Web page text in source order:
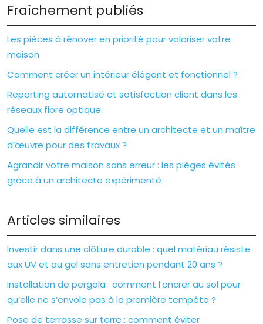
Fraîchement publiés
Les pièces à rénover en priorité pour valoriser votre
maison
Comment créer un intérieur élégant et fonctionnel ?
Reporting automatisé et satisfaction client dans les
réseaux fibre optique
Quelle est la différence entre un architecte et un maître
d’œuvre pour des travaux ?
Agrandir votre maison sans erreur : les pièges évités
grâce à un architecte expérimenté
Articles similaires
Investir dans une clôture durable : quel matériau résiste
aux UV et au gel sans entretien pendant 20 ans ?
Installation de pergola : comment l’ancrer au sol pour
qu’elle ne s’envole pas à la première tempête ?
Pose de terrasse sur terre : comment éviter